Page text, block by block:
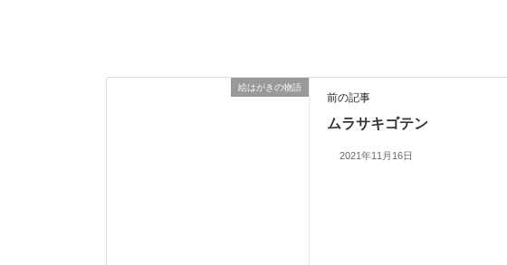
絵はがきの物語
前の記事
ムラサキゴテン
2021年11月16日